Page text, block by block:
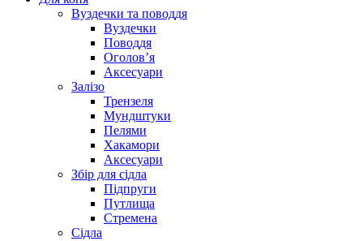
Вуздечки та поводдя
Вуздечки
Поводдя
Оголов’я
Аксесуари
Залізо
Трензеля
Мундштуки
Пелями
Хакамори
Аксесуари
Збір для сідла
Підпруги
Путлища
Стремена
Сідла